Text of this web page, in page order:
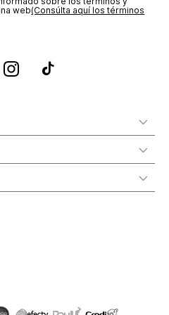
web‎(Consúlta aquí los términos